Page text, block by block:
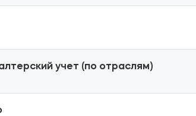
учет (по отраслям)